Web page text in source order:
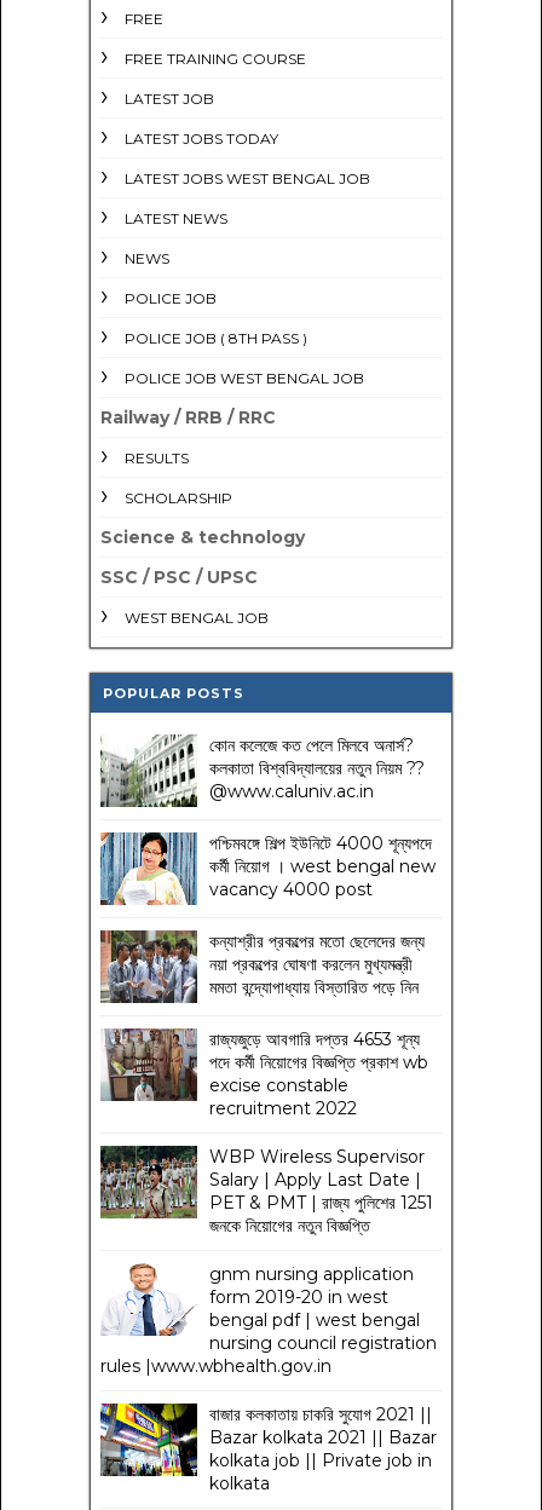
FREE
FREE TRAINING COURSE
LATEST JOB
LATEST JOBS TODAY
LATEST JOBS WEST BENGAL JOB
LATEST NEWS
NEWS
POLICE JOB
POLICE JOB ( 8TH PASS )
POLICE JOB WEST BENGAL JOB
Railway / RRB / RRC
RESULTS
SCHOLARSHIP
Science & technology
SSC / PSC / UPSC
WEST BENGAL JOB
POPULAR POSTS
কোন কলেজে কত পেলে মিলবে অনার্স?
কলকাতা বিশ্ববিদ্যালয়ের নতুন নিয়ম??
@www.caluniv.ac.in
পশ্চিমবঙ্গে শিল্প ইউনিটে 4000 শূন্যপদে
কর্মী নিয়োগ । west bengal new
vacancy 4000 post
কন্যাশ্রীর প্রকল্পের মতো ছেলেদের জন্য
নয়া প্রকল্পের ঘোষণা করলেন মুখ্যমন্ত্রী
মমতা বন্দ্যোপাধ্যায় বিস্তারিত পড়ে নিন
রাজ্যজুড়ে আবগারি দপ্তর 4653 শূন্য
পদে কর্মী নিয়োগের বিজ্ঞপ্তি প্রকাশ wb
excise constable
recruitment 2022
WBP Wireless Supervisor
Salary | Apply Last Date |
PET & PMT | রাজ্য পুলিশের 1251
জনকে নিয়োগের নতুন বিজ্ঞপ্তি
gnm nursing application
form 2019-20 in west
bengal pdf | west bengal
nursing council registration
rules |www.wbhealth.gov.in
বাজার কলকাতায় চাকরি সুযোগ 2021 ||
Bazar kolkata 2021 || Bazar
kolkata job || Private job in
kolkata